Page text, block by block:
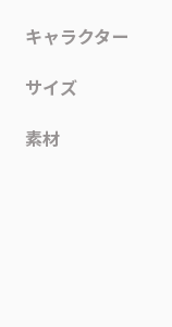
キャラクター
サイズ
素材